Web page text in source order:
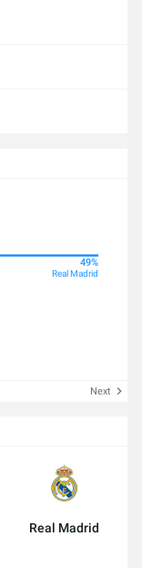
49%
Real Madrid
Next
Real Madrid